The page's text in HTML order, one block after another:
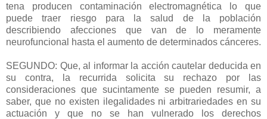
tena producen contaminación electromagnética lo que
puede traer riesgo para la salud de la población
describiendo afecciones que van de lo meramente
neurofuncional hasta el aumento de determinados cánceres.
SEGUNDO: Que, al informar la acción cautelar deducida en
su contra, la recurrida solicita su rechazo por las
consideraciones que sucintamente se pueden resumir, a
saber, que no existen ilegalidades ni arbitrariedades en su
actuación y que no se han vulnerado los derechos